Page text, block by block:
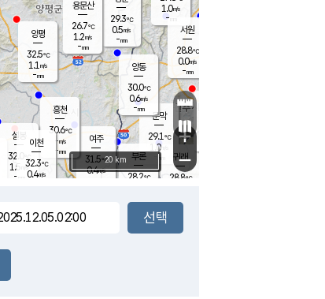
문막
29.1℃
1.0m/s
mm
부론
28.2℃
29.3℃
0.5m/s
-mm
여주
31.5℃
0.4m/s
양동
30.0℃
0.6m/s
-mm
장호원
흥천
30.6℃
-m/s
-mm
설봉
32.0
1.5 m/s
- mm
1.0m/s
- mm
귀래
28.8℃
서원
28.8℃
0.0m/s
-mm
용문산
26.7℃
1.2m/s
-mm
이천
32.3℃
0.4m/s
양평
32.5℃
1.1 m/s
-mm
+
−
20 km